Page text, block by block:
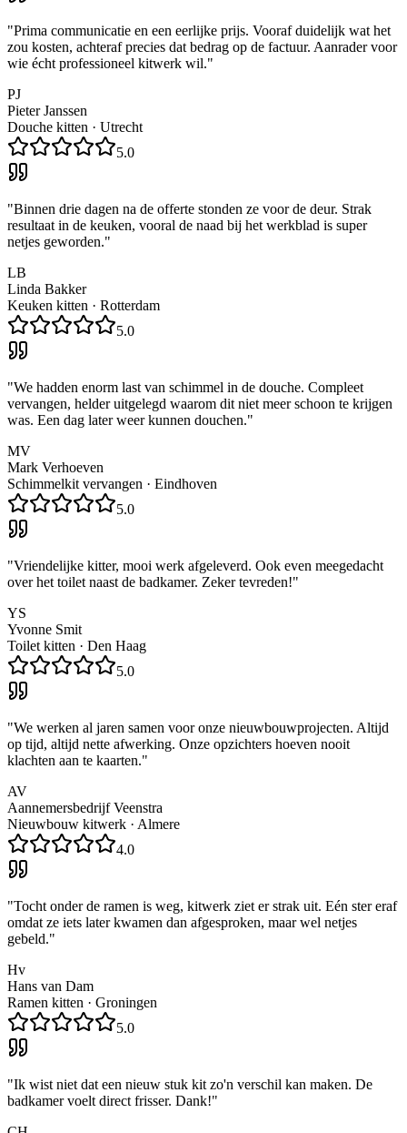
"Prima communicatie en een eerlijke prijs. Vooraf duidelijk wat het
zou kosten, achteraf precies dat bedrag op de factuur. Aanrader voor
wie écht professioneel kitwerk wil."
PJ
Pieter Janssen
Douche kitten · Utrecht
5.0
"Binnen drie dagen na de offerte stonden ze voor de deur. Strak
resultaat in de keuken, vooral de naad bij het werkblad is super
netjes geworden."
LB
Linda Bakker
Keuken kitten · Rotterdam
5.0
"We hadden enorm last van schimmel in de douche. Compleet
vervangen, helder uitgelegd waarom dit niet meer schoon te krijgen
was. Een dag later weer kunnen douchen."
MV
Mark Verhoeven
Schimmelkit vervangen · Eindhoven
5.0
"Vriendelijke kitter, mooi werk afgeleverd. Ook even meegedacht
over het toilet naast de badkamer. Zeker tevreden!"
YS
Yvonne Smit
Toilet kitten · Den Haag
5.0
"We werken al jaren samen voor onze nieuwbouwprojecten. Altijd
op tijd, altijd nette afwerking. Onze opzichters hoeven nooit
klachten aan te kaarten."
AV
Aannemersbedrijf Veenstra
Nieuwbouw kitwerk · Almere
4.0
"Tocht onder de ramen is weg, kitwerk ziet er strak uit. Eén ster eraf
omdat ze iets later kwamen dan afgesproken, maar wel netjes
gebeld."
Hv
Hans van Dam
Ramen kitten · Groningen
5.0
"Ik wist niet dat een nieuw stuk kit zo'n verschil kan maken. De
badkamer voelt direct frisser. Dank!"